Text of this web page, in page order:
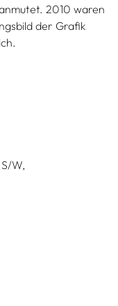
2010 waren
der Grafik
W